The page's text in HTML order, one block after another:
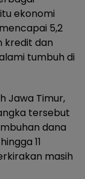
ekonomi
5,2
kredit dan
tumbuh di
Jawa Timur,
tersebut
dana
11
masih